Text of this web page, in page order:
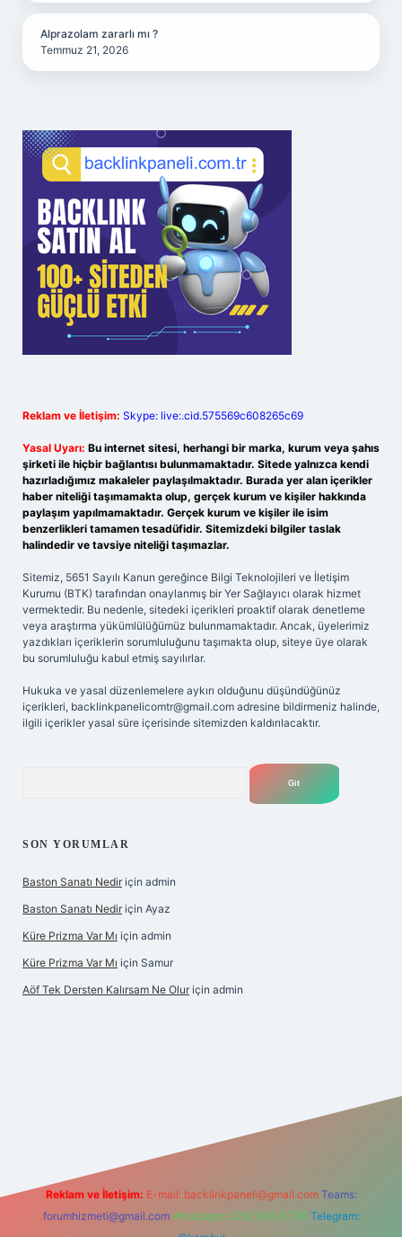
Alprazolam zararlı mı ?
Temmuz 21, 2026
Reklam ve İletişim: Skype: live:.cid.575569c608265c69
Yasal Uyarı: Bu internet sitesi, herhangi bir marka, kurum veya şahıs
şirketi ile hiçbir bağlantısı bulunmamaktadır. Sitede yalnızca kendi
hazırladığımız makaleler paylaşılmaktadır. Burada yer alan içerikler
haber niteliği taşımamakta olup, gerçek kurum ve kişiler hakkında
paylaşım yapılmamaktadır. Gerçek kurum ve kişiler ile isim
benzerlikleri tamamen tesadüfidir. Sitemizdeki bilgiler taslak
halindedir ve tavsiye niteliği taşımazlar.
Sitemiz, 5651 Sayılı Kanun gereğince Bilgi Teknolojileri ve İletişim
Kurumu (BTK) tarafından onaylanmış bir Yer Sağlayıcı olarak hizmet
vermektedir. Bu nedenle, sitedeki içerikleri proaktif olarak denetleme
veya araştırma yükümlülüğümüz bulunmamaktadır. Ancak, üyelerimiz
yazdıkları içeriklerin sorumluluğunu taşımakta olup, siteye üye olarak
bu sorumluluğu kabul etmiş sayılırlar.
Hukuka ve yasal düzenlemelere aykırı olduğunu düşündüğünüz
içerikleri, backlinkpanelicomtr@gmail.com adresine bildirmeniz halinde,
ilgili içerikler yasal süre içerisinde sitemizden kaldırılacaktır.
SON YORUMLAR
Baston Sanatı Nedir için admin
Baston Sanatı Nedir için Ayaz
Küre Prizma Var Mı için admin
Küre Prizma Var Mı için Samur
Aöf Tek Dersten Kalırsam Ne Olur için admin
Reklam ve İletişim: E-mail: backlinkpaneli@gmail.com Teams:
forumhizmeti@gmail.com Whatsapp: 0262 606 0 726 Telegram: